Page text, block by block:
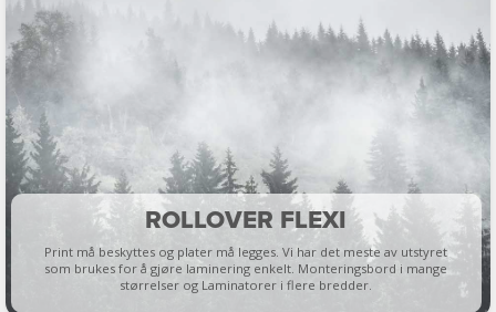
ROLLOVER FLEXI
Print må beskyttes og plater må legges. Vi har det meste av utstyret
som brukes for å gjøre laminering enkelt. Monteringsbord i mange
størrelser og Laminatorer i flere bredder.